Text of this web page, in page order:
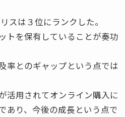
は３位にランクした。
トを保有していることが奏功
率とのギャップという点では
活用されてオンライン購入に
あり、今後の成長という点で